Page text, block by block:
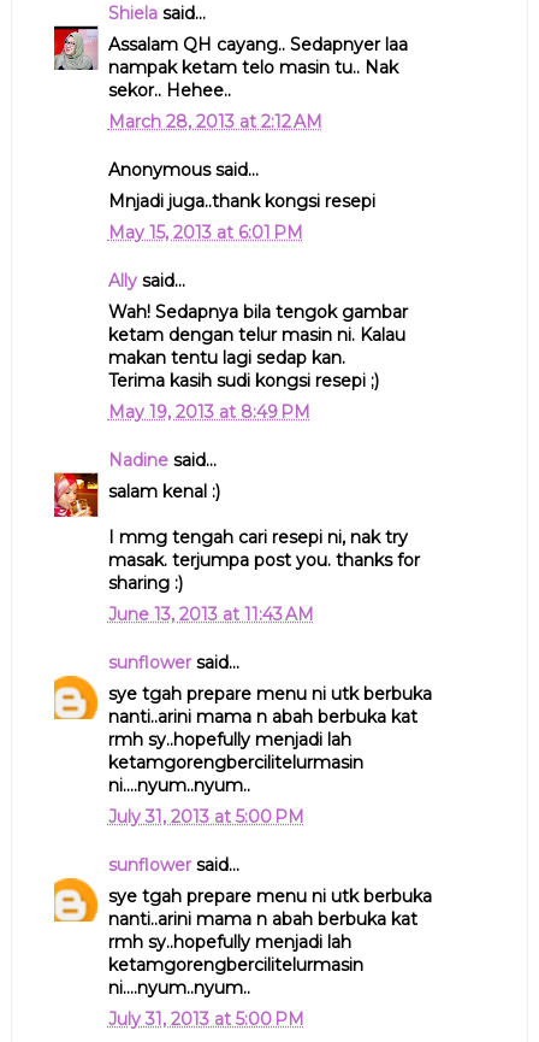
Shielasaid...
Assalam QH cayang.. Sedapnyer laa
nampak ketam telo masin tu.. Nak
sekor.. Hehee..
March 28, 2013 at 2:12 AM
Anonymous said...
Mnjadi juga..thank kongsi resepi
May 15, 2013 at 6:01 PM
Allysaid...
Wah! Sedapnya bila tengok gambar
ketam dengan telur masin ni. Kalau
makan tentu lagi sedap kan.
Terima kasih sudi kongsi resepi ;)
May 19, 2013 at 8:49 PM
Nadinesaid...
salam kenal :)
I mmg tengah cari resepi ni, nak try
masak. terjumpa post you. thanks for
sharing :)
June 13, 2013 at 11:43 AM
sunflowersaid...
sye tgah prepare menu ni utk berbuka
nanti..arini mama n abah berbuka kat
rmh sy..hopefully menjadi lah
ketamgorengbercilitelurmasin
ni....nyum..nyum..
July 31, 2013 at 5:00 PM
sunflowersaid...
sye tgah prepare menu ni utk berbuka
nanti..arini mama n abah berbuka kat
rmh sy..hopefully menjadi lah
ketamgorengbercilitelurmasin
ni....nyum..nyum..
July 31, 2013 at 5:00 PM